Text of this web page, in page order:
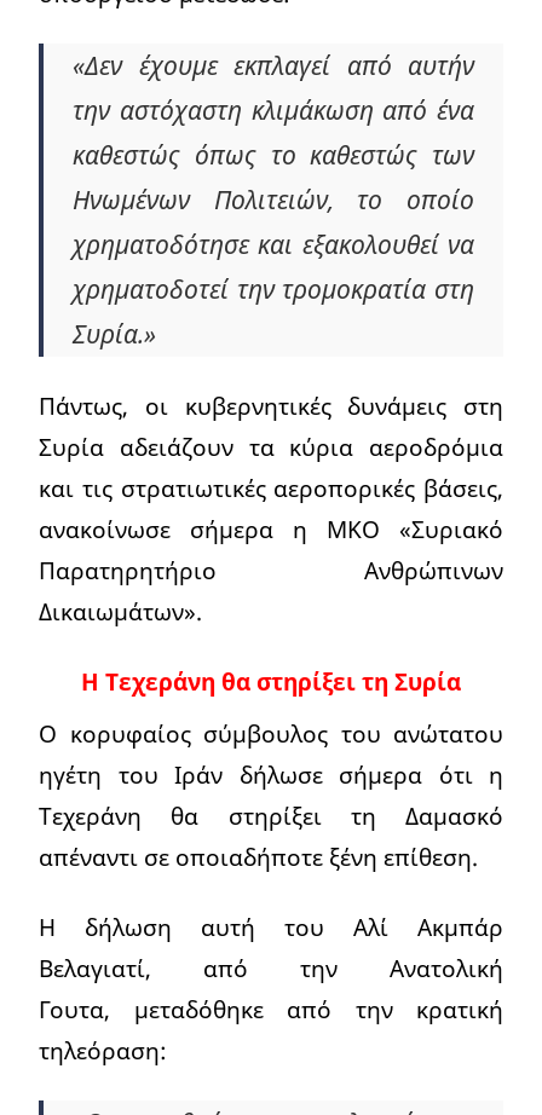
«Δεν έχουμε εκπλαγεί από αυτήν
την αστόχαστη κλιμάκωση από ένα
καθεστώς όπως το καθεστώς των
Ηνωμένων Πολιτειών, το οποίο
χρηματοδότησε και εξακολουθεί να
χρηματοδοτεί την τρομοκρατία στη
Συρία.»
Πάντως, οι κυβερνητικές δυνάμεις στη
Συρία αδειάζουν τα κύρια αεροδρόμια
και τις στρατιωτικές αεροπορικές βάσεις,
ανακοίνωσε σήμερα η ΜΚΟ «Συριακό
Παρατηρητήριο Ανθρώπινων
Δικαιωμάτων».
Η Τεχεράνη θα στηρίξει τη Συρία
Ο κορυφαίος σύμβουλος του ανώτατου
ηγέτη του Ιράν δήλωσε σήμερα ότι η
Τεχεράνη θα στηρίξει τη Δαμασκό
απέναντι σε οποιαδήποτε ξένη επίθεση.
Η δήλωση αυτή του Αλί Ακμπάρ
Βελαγιατί, από την Ανατολική
Γουτα, μεταδόθηκε από την κρατική
τηλεόραση: